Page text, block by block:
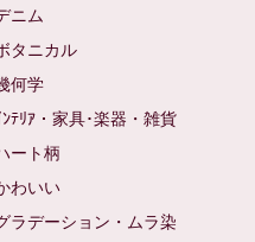
ニム
タニカル
何学
ﾝﾃﾘｱ・家具･楽器・雑貨
ート柄
わいい
ラデーション・ムラ染